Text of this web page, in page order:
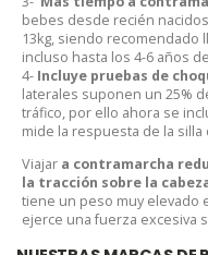
bebes desde recién
13kg, siendo recomendado
incluso hasta los 4-6 años
4- Incluye pruebas de
laterales suponen un 25%
tráfico, por ello ahora se
mide la respuesta de la
Viajar a contramarcha
la tracción sobre la
tiene un peso muy elevado
ejerce una fuerza excesiva